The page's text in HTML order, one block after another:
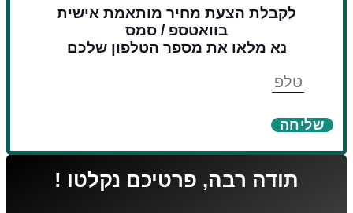
לקבלת הצעת מחיר מותאמת אישית
בוואטספ / סמס
נא מלאו את מספר הטלפון שלכם
שליחה
תודה רבה, פרטיכם נקלטו !